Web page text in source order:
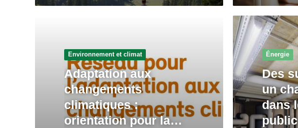
Environnement et climat
Adaptation aux
changements
climatiques :
orientation pour la
Énergie
Des
un
dans